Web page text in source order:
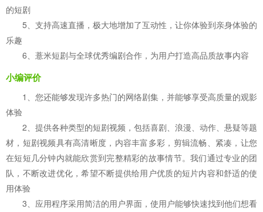
的短剧
5、支持高速直播，极大地增加了互动性，让你体验到亲身体验的
乐趣
6、薏米短剧与全球优秀编剧合作，为用户打造高品质故事内容
小编评价
1、您还能够发现许多热门的网络剧集，并能够享受高质量的观影
体验
2、提供各种类型的短剧视频，包括喜剧、浪漫、动作、悬疑等题
材，短剧视频具有高清晰度，内容丰富多彩，剪辑流畅、紧凑，让您
在短短几分钟内就能欣赏到完整精彩的故事情节。我们通过专业的团
队，不断改进优化，希望不断提供给用户优质的短片内容和舒适的使
用体验
3、应用程序采用简洁的用户界面，使用户能够快速找到他们想看